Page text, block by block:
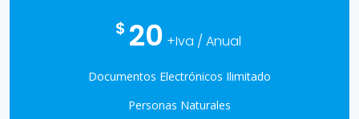
$ 20 +Iva / Anual
Documentos Electrónicos Ilimitado
Personas Naturales